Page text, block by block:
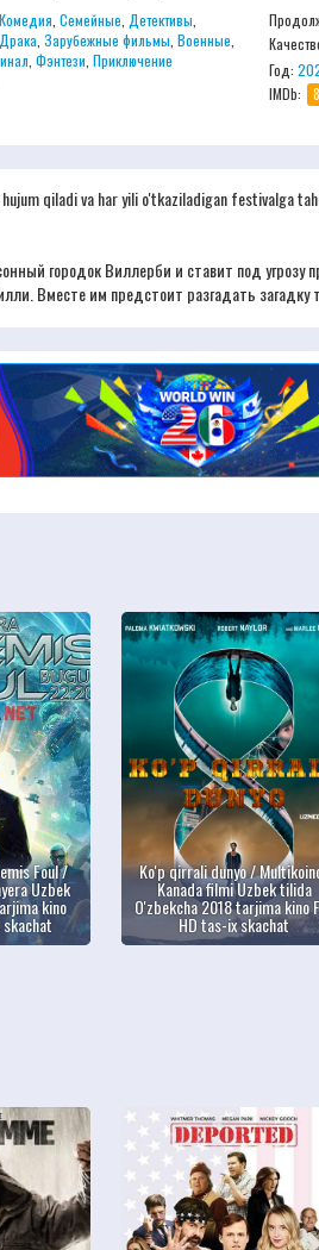
Комедия Семейные Детективы
Драка Зарубежные фильмы Военные
Фэнтези Приключение
Год:
IMDb:
qiladi va har yili o'tkaziladigan festivalga
городок Виллерби и ставит под
Вместе им предстоит разгадать загадку
Foul /
Uzbek
kino
Ko'p qirrali dunyo /
Kanada filmi Uzbek tilida
O'zbekcha 2018 tarjima kino
HD tas-ix skachat